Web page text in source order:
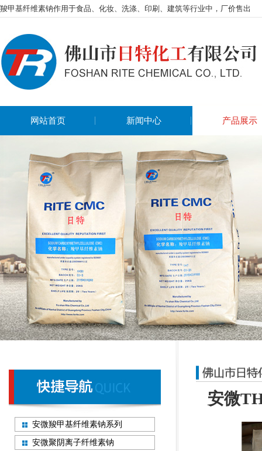
羧甲基纤维素钠作用于食品、化妆、洗涤、印刷、建筑等行业中，厂价售出
网站首页 新闻中心 产品展示
安微
安微羧甲基纤维素钠系列
安微聚阴离子纤维素钠